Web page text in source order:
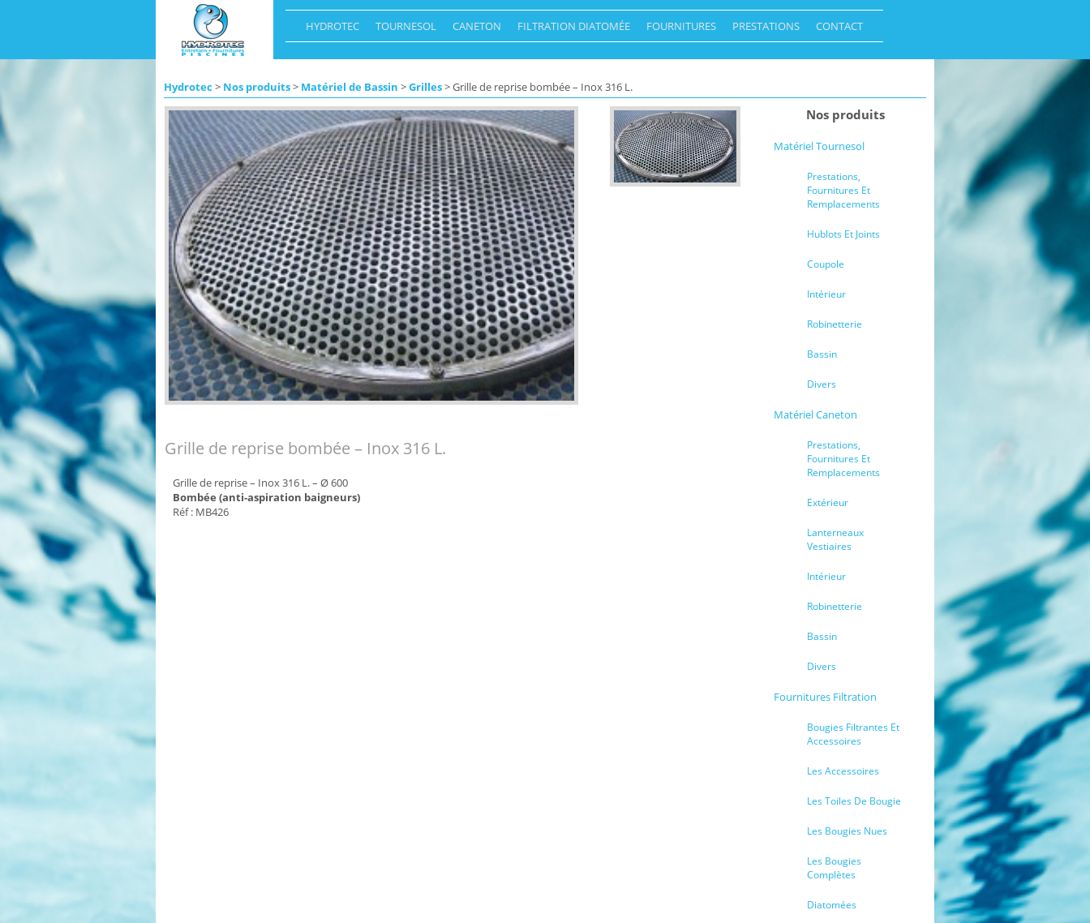
HYDROTEC TOURNESOL CANETON FILTRATION DIATOMÉE FOURNITURES PRESTATIONS CONTACT
Hydrotec > Nos produits> Matériel de Bassin >Grilles> Grille de reprise bombée – Inox 316 L.
Nos produits
Matériel Tournesol
Prestations,
Fournitures Et
Remplacements
Hublots Et Joints
Coupole
Intérieur
Robinetterie
Bassin
Divers
Matériel Caneton
Prestations,
Fournitures Et
Remplacements
Extérieur
Lanterneaux
Vestiaires
Intérieur
Robinetterie
Bassin
Divers
Fournitures Filtration
Bougies Filtrantes Et
Accessoires
Les Accessoires
Les Toiles De Bougie
Les Bougies Nues
Les Bougies
Complètes
Diatomées
Grille de reprise bombée – Inox 316 L.
Grille de reprise – Inox 316 L. – Ø 600
Bombée (anti-aspiration baigneurs)
Réf : MB426